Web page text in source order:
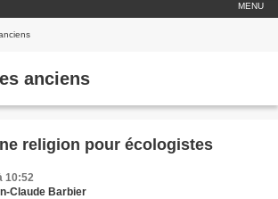
MENU
anciens
religion pour écologistes
10:52
Claude Barbier